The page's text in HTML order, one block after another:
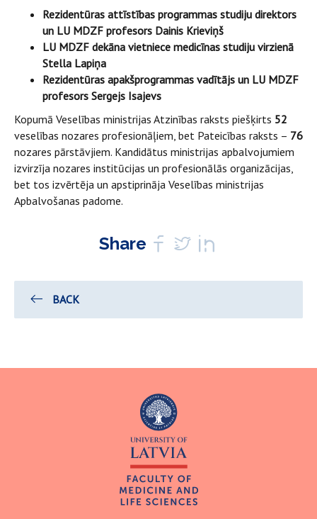
Rezidentūras attīstības programmas studiju direktors
un LU MDZF profesors Dainis Krieviņš
LU MDZF dekāna vietniece medicīnas studiju virzienā
Stella Lapiņa
Rezidentūras apakšprogrammas vadītājs un LU MDZF
profesors Sergejs Isajevs
Kopumā Veselības ministrijas Atzinības raksts piešķirts 52
veselības nozares profesionāļiem, bet Pateicības raksts – 76
nozares pārstāvjiem. Kandidātus ministrijas apbalvojumiem
izvirzīja nozares institūcijas un profesionālās organizācijas,
bet tos izvērtēja un apstiprināja Veselības ministrijas
Apbalvošanas padome.
Share
BACK